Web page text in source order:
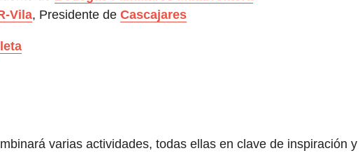
Vila, Presidente de Cascajares
varias actividades, todas ellas en clave de inspiración y